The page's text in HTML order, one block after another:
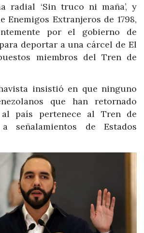
radial ‘Sin truco ni maña’, y
Enemigos Extranjeros de 1798,
por el gobierno de
deportar a una cárcel de El
miembros del Tren de
insistió en que ninguno
que han retornado
al país pertenece al Tren de
señalamientos de Estados